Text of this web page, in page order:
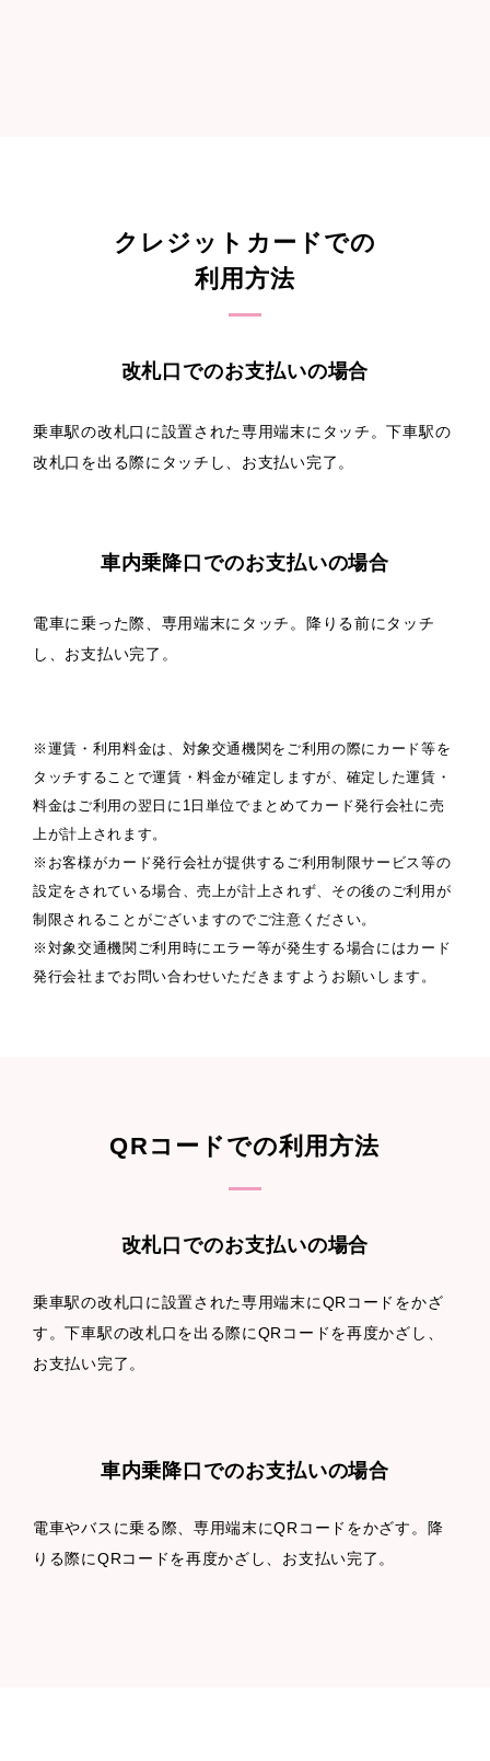
クレジットカードでの
利用方法
改札口でのお支払いの場合
乗車駅の改札口に設置された専用端末にタッチ。下車駅の
改札口を出る際にタッチし、お支払い完了。
車内乗降口でのお支払いの場合
電車に乗った際、専用端末にタッチ。降りる前にタッチ
し、お支払い完了。
※運賃・利用料金は、対象交通機関をご利用の際にカード等を
タッチすることで運賃・料金が確定しますが、確定した運賃・
料金はご利用の翌日に1日単位でまとめてカード発行会社に売
上が計上されます。
※お客様がカード発行会社が提供するご利用制限サービス等の
設定をされている場合、売上が計上されず、その後のご利用が
制限されることがございますのでご注意ください。
※対象交通機関ご利用時にエラー等が発生する場合にはカード
発行会社までお問い合わせいただきますようお願いします。
QRコードでの利用方法
改札口でのお支払いの場合
乗車駅の改札口に設置された専用端末にQRコードをかざ
す。下車駅の改札口を出る際にQRコードを再度かざし、
お支払い完了。
車内乗降口でのお支払いの場合
電車やバスに乗る際、専用端末にQRコードをかざす。降
りる際にQRコードを再度かざし、お支払い完了。